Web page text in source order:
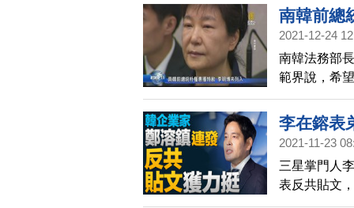
來，李在鎔
鎔因向前總
當庭被重新
上訴。
南韓前總
2021-12-24
南韓法務部
範界說，希
歲的朴槿惠
有期徒刑、
為身體狀況
李在鎔表
2021-11-23
三星掌門人
表反共貼文
紅色皮包，